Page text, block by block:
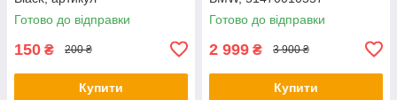
000087703ME041
Готово до відправки
150 ₴ 200 ₴
Купити
Готово до відправки
2 999 ₴ 3 900 ₴
Купити